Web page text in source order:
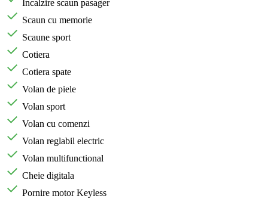
Incalzire scaun pasager
Scaun cu memorie
Scaune sport
Cotiera
Cotiera spate
Volan de piele
Volan sport
Volan cu comenzi
Volan reglabil electric
Volan multifunctional
Cheie digitala
Pornire motor Keyless